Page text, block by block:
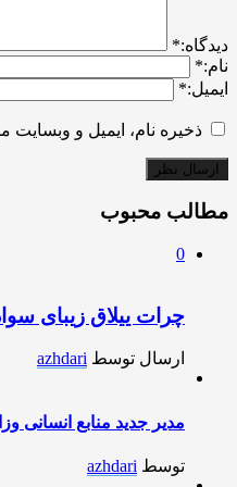
ديدگاه:*
نام:*
ایمیل:*
ذخیره نام، ایمیل و
مطالب محبوب
0
چرات ییلاق زیبای
ارسال توسط azhdari
مدیر جدید منابع انسانی
توسط azhdari